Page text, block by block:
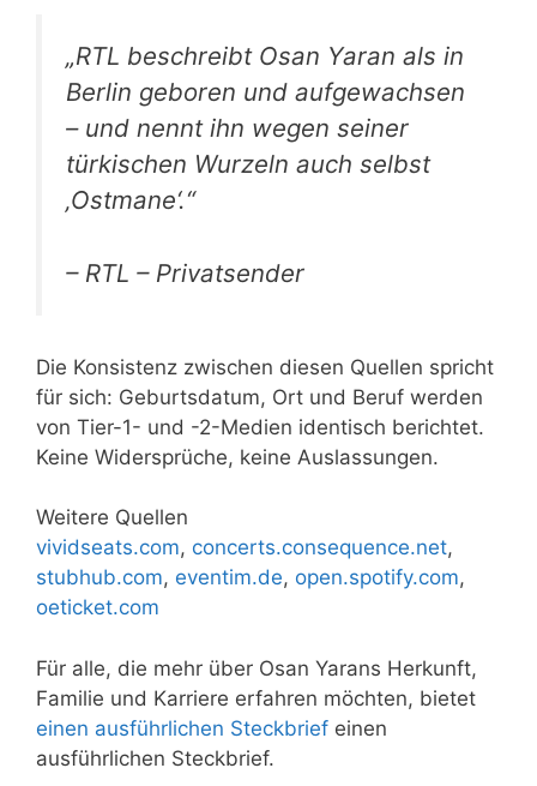
„RTL beschreibt Osan Yaran als in
Berlin geboren und aufgewachsen
– und nennt ihn wegen seiner
türkischen Wurzeln auch selbst
‚Ostmane‘.“
– RTL – Privatsender
Die Konsistenz zwischen diesen Quellen spricht
für sich: Geburtsdatum, Ort und Beruf werden
von Tier-1- und -2-Medien identisch berichtet.
Keine Widersprüche, keine Auslassungen.
Weitere Quellen
vividseats.com, concerts.consequence.net,
stubhub.com, eventim.de, open.spotify.com,
oeticket.com
Für alle, die mehr über Osan Yarans Herkunft,
Familie und Karriere erfahren möchten, bietet
einen ausführlichen Steckbrief einen
ausführlichen Steckbrief.